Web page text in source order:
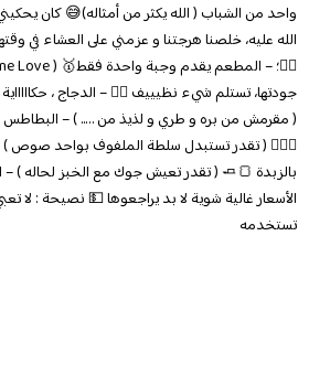
واحد من الشباب ( الله يكثر من أمثاله)😅 كان
الله عليه، خلصنا هرجتنا و عزمني على العشاء في
جودتها، تستلم شيء نظيييف 👍🏼 – الدجاج ،
( مقرمش من بره و طري و لذيذ من ….. ) –
🤦🏻‍♂️ ( تقدر تستبدل سلطة الملفوف بواحد
بالزبدة 🍞🧈 ( تقدر تعيش جوك مع الخبز لحاله )
الأسعار غالية شوية لا بد يراجعوها 💵 نصيحة : لا
تستخدمه